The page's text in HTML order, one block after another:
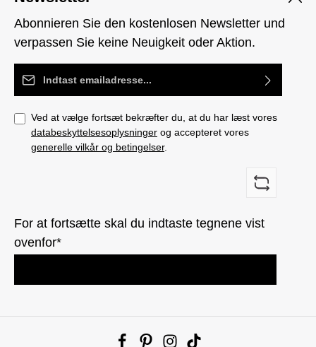
Abonnieren Sie den kostenlosen Newsletter und
verpassen Sie keine Neuigkeit oder Aktion.
Email adresse*
Ved at vælge fortsæt bekræfter du, at du har læst vores
databeskyttelsesoplysninger og accepteret vores
generelle vilkår og betingelser.
For at fortsætte skal du indtaste tegnene vist
ovenfor*